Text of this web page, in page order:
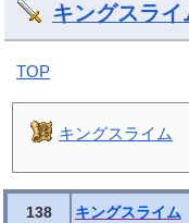
キングスライ
TOP
キングスライム
138 キングスライム